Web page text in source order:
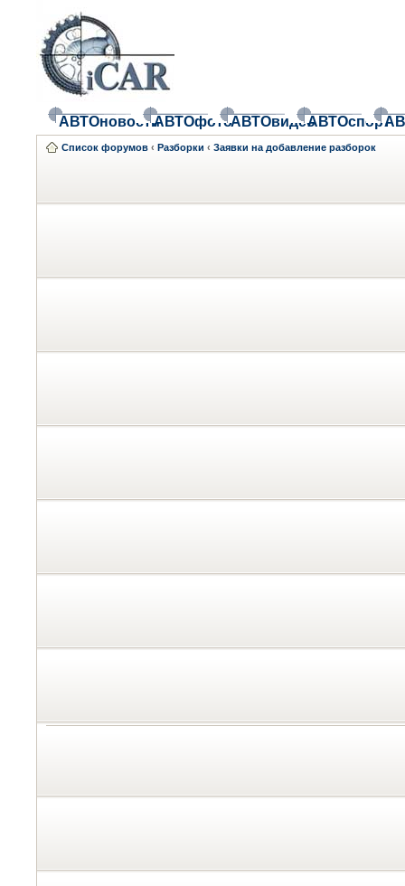
АВТОновостиАВТОфотоАВТОвидеоАВТОспорт
Список форумов ‹ Разборки ‹ Заявки на добавление разборок